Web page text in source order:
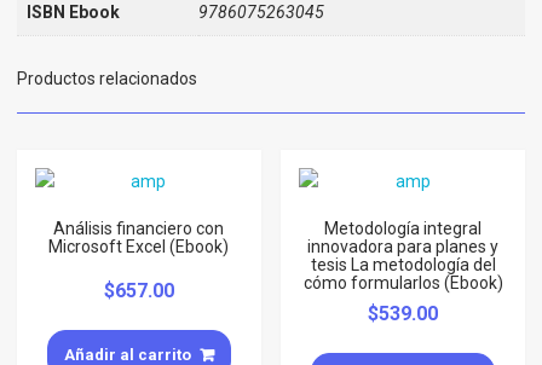
ISBN Ebook 9786075263045
Productos relacionados
Análisis financiero con
Microsoft Excel (Ebook)
$657.00
Añadir al carrito
Metodología integral
innovadora para planes y
tesis La metodología del
cómo formularlos (Ebook)
$539.00